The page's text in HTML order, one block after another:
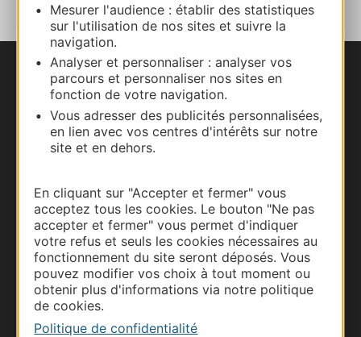
Mesurer l'audience : établir des statistiques
sur l'utilisation de nos sites et suivre la
navigation.
Analyser et personnaliser : analyser vos
parcours et personnaliser nos sites en
fonction de votre navigation.
Vous adresser des publicités personnalisées,
en lien avec vos centres d'intérêts sur notre
site et en dehors.
En cliquant sur "Accepter et fermer" vous
acceptez tous les cookies. Le bouton "Ne pas
accepter et fermer" vous permet d'indiquer
votre refus et seuls les cookies nécessaires au
fonctionnement du site seront déposés. Vous
pouvez modifier vos choix à tout moment ou
obtenir plus d'informations via notre politique
de cookies.
Politique de confidentialité
Nous contacter
Carte interactive
Documentation